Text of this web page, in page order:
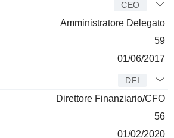
CEO
Amministratore Delegato
59
01/06/2017
DFI
Direttore Finanziario/CFO
56
01/02/2020